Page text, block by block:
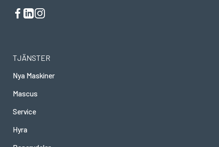
TJÄNSTER
Nya Maskiner
Mascus
Service
Hyra